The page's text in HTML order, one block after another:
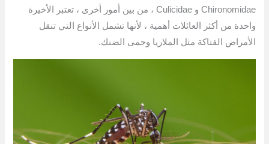
Chironomidae و Culicidae ، من بين أمور أخرى ، تعتبر الأخيرة
واحدة من أكثر العائلات أهمية ، لأنها تشمل الأنواع التي تنقل
الأمراض الفتاكة مثل الملاريا وحمى الضنك.